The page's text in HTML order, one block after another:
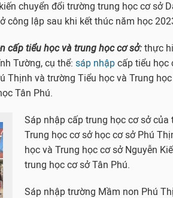
chuyển đổi trường trung học cơ sở
công lập sau khi kết thúc năm học
cấp tiểu học và trung học cơ sở: thực
Tường, cụ thể: sáp nhập cấp tiểu học
Thịnh và trường Tiểu học và Trung
Tân Phú.
Sáp nhập cấp trung học cơ sở của
Trung học cơ sở học cơ sở Phú
học và Trung học cơ sở Nguyễn
trung học cơ sở Tân Phú.
Sáp nhập trường Mầm non Phú